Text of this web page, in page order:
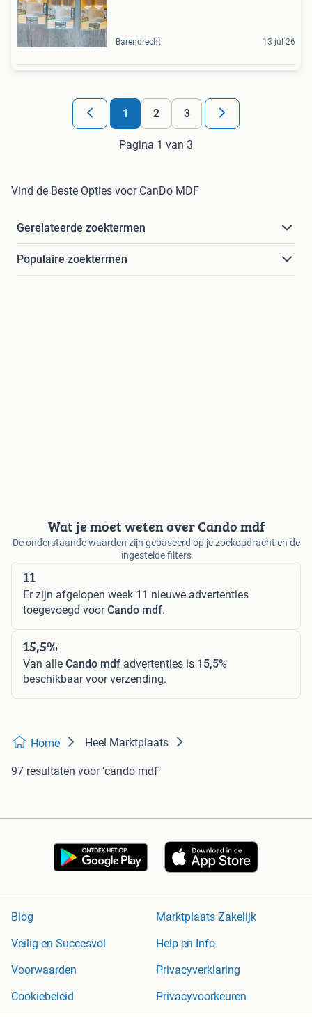
Barendrecht 13 jul 26
1 2 3
Pagina 1 van 3
Vind de Beste Opties voor CanDo MDF
Gerelateerde zoektermen
Populaire zoektermen
Wat je moet weten over Cando mdf
De onderstaande waarden zijn gebaseerd op je zoekopdracht en de
ingestelde filters
11
Er zijn afgelopen week 11 nieuwe advertenties
toegevoegd voorCando mdf.
15,5%
Van alle Cando mdf advertenties is 15,5%
beschikbaar voor verzending.
Home Heel Marktplaats
97 resultaten voor 'cando mdf'
Blog
Marktplaats Zakelijk
Veilig en Succesvol
Help en Info
Voorwaarden
Privacyverklaring
Cookiebeleid
Privacyvoorkeuren